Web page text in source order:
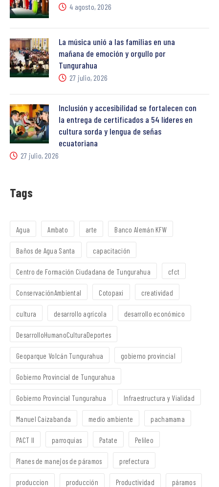
4 agosto, 2026
La música unió a las familias en una
mañana de emoción y orgullo por
Tungurahua
27 julio, 2026
Inclusión y accesibilidad se fortalecen con
la entrega de certificados a 54 líderes en
cultura sorda y lengua de señas
ecuatoriana
27 julio, 2026
Tags
Agua Ambato arte Banco Alemán KFW
Baños de Agua Santa capacitación
Centro de Formación Ciudadana de Tungurahua cfct
ConservaciónAmbiental Cotopaxi creatividad
cultura desarrollo agrícola desarrollo económico
DesarrolloHumanoCulturaDeportes
Geoparque Volcán Tungurahua gobierno provincial
Gobierno Provincial de Tungurahua
Gobierno Provincial Tungurahua Infraestructura y Vialidad
Manuel Caizabanda medio ambiente pachamama
PACT II parroquias Patate Pelileo
Planes de manejos de páramos prefectura
produccion producción Productividad páramos